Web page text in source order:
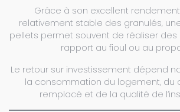
Grâce à son excellent
relativement stable des granulés,
pellets permet souvent de réaliser
rapport au fioul ou au
Le retour sur investissement dépend
la consommation du logement, du
remplacé et de la qualité de